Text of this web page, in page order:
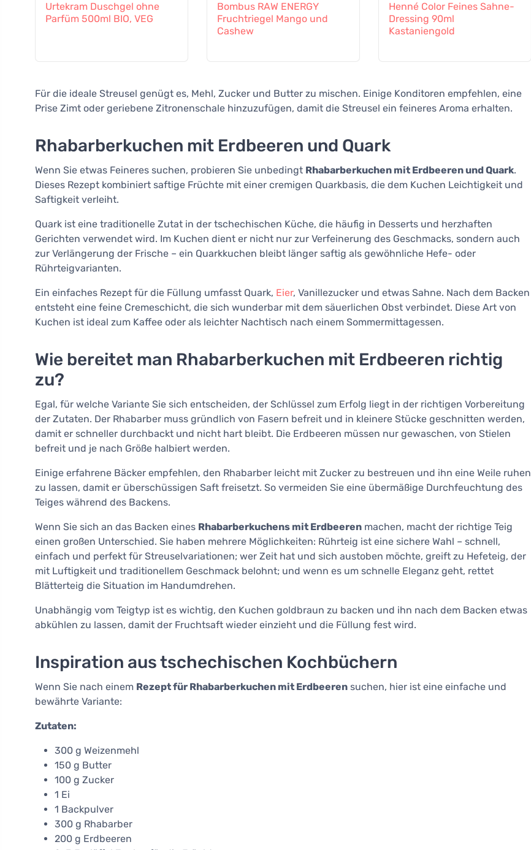
Urtekram Duschgel ohne
Parfüm 500ml BIO, VEG
Bombus RAW ENERGY
Fruchtriegel Mango und
Cashew
Henné Color Feines Sahne-
Dressing 90ml
Kastaniengold
Für die ideale Streusel genügt es, Mehl, Zucker und Butter zu mischen. Einige Konditoren empfehlen, eine
Prise Zimt oder geriebene Zitronenschale hinzuzufügen, damit die Streusel ein feineres Aroma erhalten.
Rhabarberkuchen mit Erdbeeren und Quark
Wenn Sie etwas Feineres suchen, probieren Sie unbedingt Rhabarberkuchen mit Erdbeeren und Quark.
Dieses Rezept kombiniert saftige Früchte mit einer cremigen Quarkbasis, die dem Kuchen Leichtigkeit und
Saftigkeit verleiht.
Quark ist eine traditionelle Zutat in der tschechischen Küche, die häufig in Desserts und herzhaften
Gerichten verwendet wird. Im Kuchen dient er nicht nur zur Verfeinerung des Geschmacks, sondern auch
zur Verlängerung der Frische – ein Quarkkuchen bleibt länger saftig als gewöhnliche Hefe- oder
Rührteigvarianten.
Ein einfaches Rezept für die Füllung umfasst Quark, Eier, Vanillezucker und etwas Sahne. Nach dem Backen
entsteht eine feine Cremeschicht, die sich wunderbar mit dem säuerlichen Obst verbindet. Diese Art von
Kuchen ist ideal zum Kaffee oder als leichter Nachtisch nach einem Sommermittagessen.
Wie bereitet man Rhabarberkuchen mit Erdbeeren richtig
zu?
Egal, für welche Variante Sie sich entscheiden, der Schlüssel zum Erfolg liegt in der richtigen Vorbereitung
der Zutaten. Der Rhabarber muss gründlich von Fasern befreit und in kleinere Stücke geschnitten werden,
damit er schneller durchbackt und nicht hart bleibt. Die Erdbeeren müssen nur gewaschen, von Stielen
befreit und je nach Größe halbiert werden.
Einige erfahrene Bäcker empfehlen, den Rhabarber leicht mit Zucker zu bestreuen und ihn eine Weile ruhen
zu lassen, damit er überschüssigen Saft freisetzt. So vermeiden Sie eine übermäßige Durchfeuchtung des
Teiges während des Backens.
Wenn Sie sich an das Backen eines Rhabarberkuchens mit Erdbeeren machen, macht der richtige Teig
einen großen Unterschied. Sie haben mehrere Möglichkeiten: Rührteig ist eine sichere Wahl – schnell,
einfach und perfekt für Streuselvariationen; wer Zeit hat und sich austoben möchte, greift zu Hefeteig, der
mit Luftigkeit und traditionellem Geschmack belohnt; und wenn es um schnelle Eleganz geht, rettet
Blätterteig die Situation im Handumdrehen.
Unabhängig vom Teigtyp ist es wichtig, den Kuchen goldbraun zu backen und ihn nach dem Backen etwas
abkühlen zu lassen, damit der Fruchtsaft wieder einzieht und die Füllung fest wird.
Inspiration aus tschechischen Kochbüchern
Wenn Sie nach einem Rezept für Rhabarberkuchen mit Erdbeeren suchen, hier ist eine einfache und
bewährte Variante:
Zutaten:
300 g Weizenmehl
150 g Butter
100 g Zucker
1 Ei
1 Backpulver
300 g Rhabarber
200 g Erdbeeren